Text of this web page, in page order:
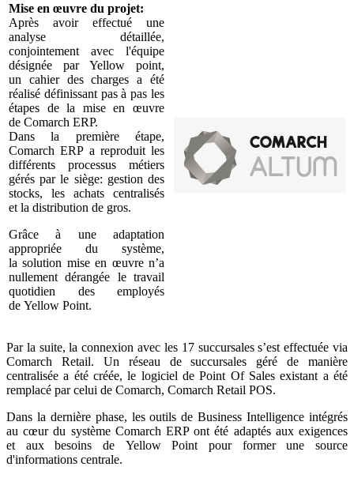
Mise en œuvre du projet:
Après avoir effectué une
analyse détaillée,
conjointement avec l'équipe
désignée par Yellow point,
un cahier des charges a été
réalisé définissant pas à pas les
étapes de la mise en œuvre
de Comarch ERP.
Dans la première étape,
Comarch ERP a reproduit les
différents processus métiers
gérés par le siège: gestion des
stocks, les achats centralisés
et la distribution de gros.
Grâce à une adaptation
appropriée du système,
la solution mise en œuvre n’a
nullement dérangée le travail
quotidien des employés
de Yellow Point.
Par la suite, la connexion avec les 17 succursales s’est effectuée via
Comarch Retail. Un réseau de succursales géré de manière
centralisée a été créée, le logiciel de Point Of Sales existant a été
remplacé par celui de Comarch, Comarch Retail POS.
Dans la dernière phase, les outils de Business Intelligence intégrés
au cœur du système Comarch ERP ont été adaptés aux exigences
et aux besoins de Yellow Point pour former une source
d'informations centrale.